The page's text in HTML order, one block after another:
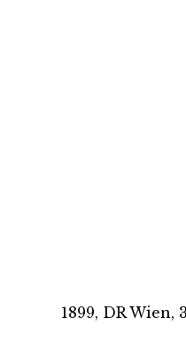
1899, DR Wien,